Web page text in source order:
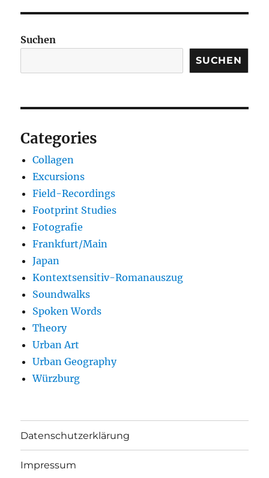
Suchen
SUCHEN
Categories
Collagen
Excursions
Field-Recordings
Footprint Studies
Fotografie
Frankfurt/Main
Japan
Kontextsensitiv-Romanauszug
Soundwalks
Spoken Words
Theory
Urban Art
Urban Geography
Würzburg
Datenschutzerklärung
Impressum